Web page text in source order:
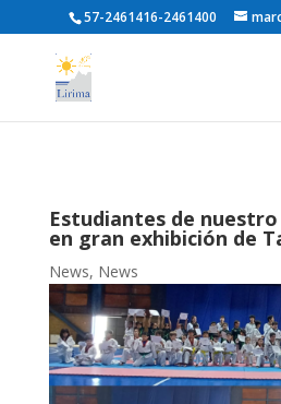
57-2461416-2461400
Estudiantes de
en gran exhibición de
News, News